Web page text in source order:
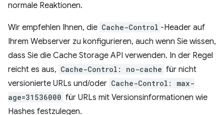
normale Reaktionen.
Wir empfehlen Ihnen, die Cache-Control -Header auf
Ihrem Webserver zu konfigurieren, auch wenn Sie wissen,
dass Sie die Cache Storage API verwenden. In der Regel
reicht es aus, Cache-Control: no-cache für nicht
versionierte URLs und/oder Cache-Control: max-
age=31536000 für URLs mit Versionsinformationen wie
Hashes festzulegen.